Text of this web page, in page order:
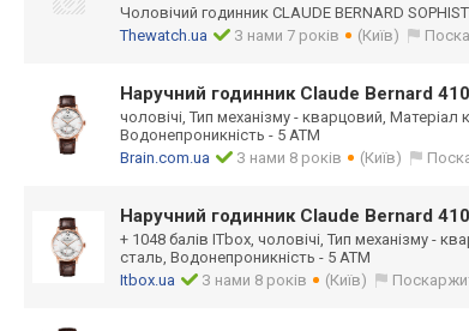
Чоловічий годинник CLAUDE BERNARD
Thewatch.ua
З нами 7 років (Київ)
Наручний годинник Claude Bernard
чоловічі, Тип механізму - кварцовий,
Водонепроникність - 5 ATM
Brain.com.ua
З нами 8 років (Київ)
Наручний годинник Claude Bernard
+ 1048 балів ITbox, чоловічі, Тип механізму -
сталь, Водонепроникність - 5 ATM
Itbox.ua
З нами 8 років (Київ)